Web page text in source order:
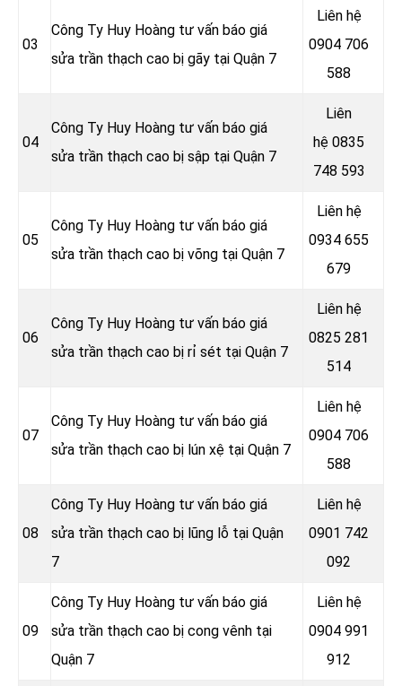
03
Công Ty Huy Hoàng tư vấn báo giá
sửa trần thạch cao bị gãy tại Quận 7
Liên hệ
0904 706
588
04
Công Ty Huy Hoàng tư vấn báo giá
sửa trần thạch cao bị sập tại Quận 7
Liên
hệ 0835
748 593
05
Công Ty Huy Hoàng tư vấn báo giá
sửa trần thạch cao bị võng tại Quận 7
Liên hệ
0934 655
679
06
Công Ty Huy Hoàng tư vấn báo giá
sửa trần thạch cao bị rỉ sét tại Quận 7
Liên hệ
0825 281
514
07
Công Ty Huy Hoàng tư vấn báo giá
sửa trần thạch cao bị lún xệ tại Quận 7
Liên hệ
0904 706
588
08
Công Ty Huy Hoàng tư vấn báo giá
sửa trần thạch cao bị lũng lỗ tại Quận
7
Liên hệ
0901 742
092
09
Công Ty Huy Hoàng tư vấn báo giá
sửa trần thạch cao bị cong vênh tại
Quận 7
Liên hệ
0904 991
912